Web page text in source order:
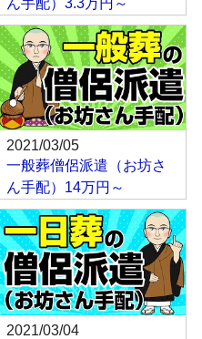
2021/03/05
一般葬僧侶派遣（お坊さ
ん手配）14万円～
2021/03/04